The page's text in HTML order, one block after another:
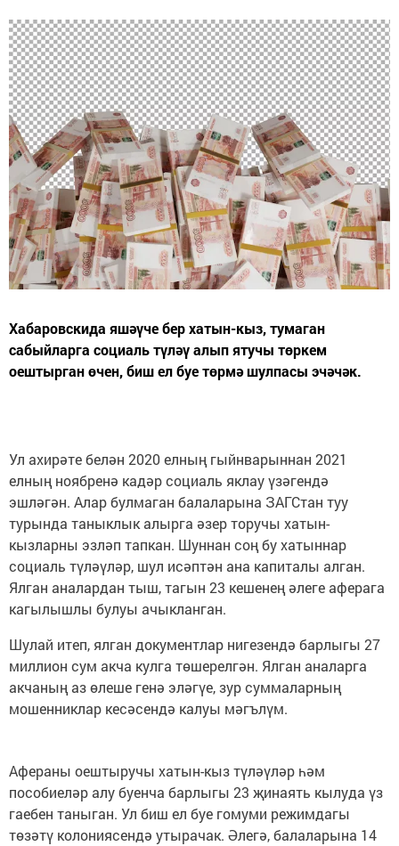
Хабаровскида яшәүче бер хатын-кыз, тумаган
сабыйларга социаль түләү алып ятучы төркем
оештырган өчен, биш ел буе төрмә шулпасы эчәчәк.
Ул ахирәте белән 2020 елның гыйнварыннан 2021
елның ноябренә кадәр социаль яклау үзәгендә
эшләгән. Алар булмаган балаларына ЗАГСтан туу
турында таныклык алырга әзер торучы хатын-
кызларны эзләп тапкан. Шуннан соң бу хатыннар
социаль түләүләр, шул исәптән ана капиталы алган.
Ялган аналардан тыш, тагын 23 кешенең әлеге аферага
кагылышлы булуы ачыкланган.
Шулай итеп, ялган документлар нигезендә барлыгы 27
миллион сум акча кулга төшерелгән. Ялган аналарга
акчаның аз өлеше генә эләгүе, зур суммаларның
мошенниклар кесәсендә калуы мәгълүм.
Афераны оештыручы хатын-кыз түләүләр һәм
пособиеләр алу буенча барлыгы 23 җинаять кылуда үз
гаебен таныган. Ул биш ел буе гомуми режимдагы
төзәтү колониясендә утырачак. Әлегә, балаларына 14